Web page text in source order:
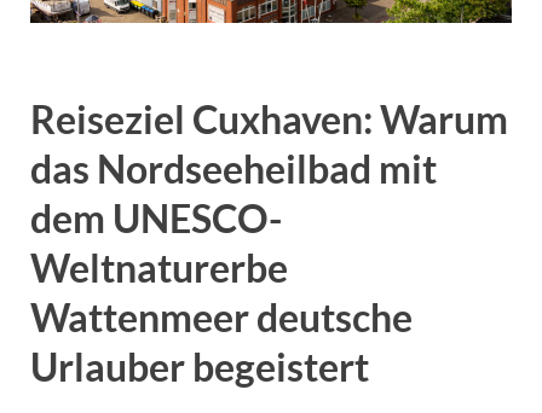
Reiseziel Cuxhaven: Warum
das Nordseeheilbad mit
dem UNESCO-
Weltnaturerbe
Wattenmeer deutsche
Urlauber begeistert